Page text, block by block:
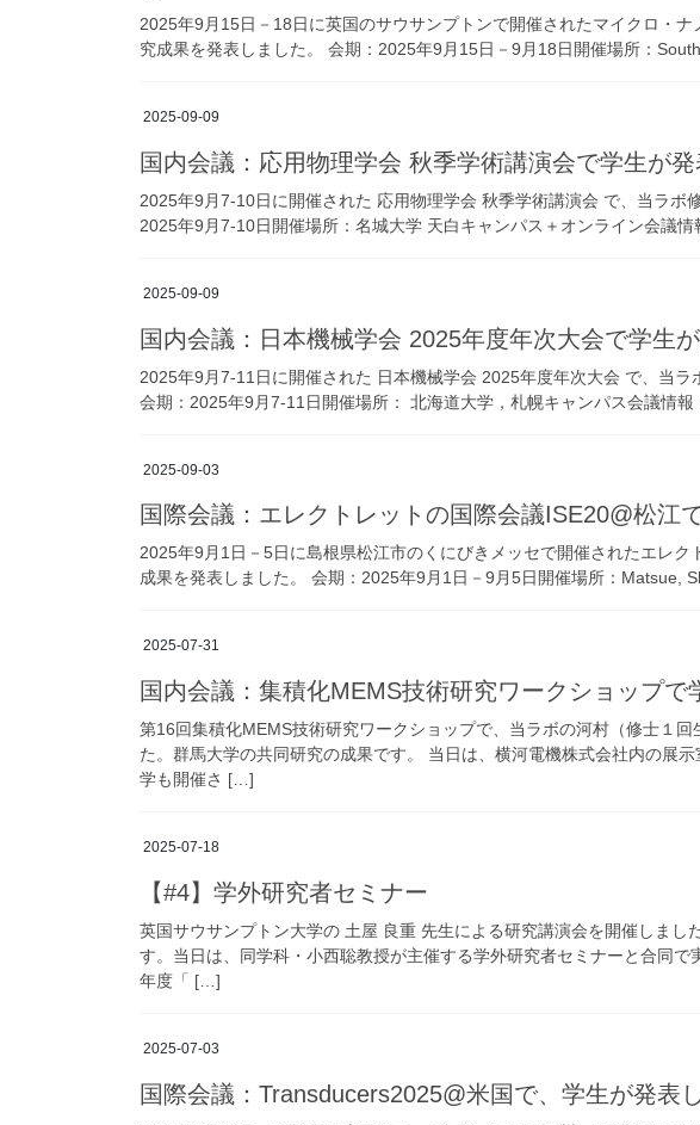
2025年9月15日－18日に英国のサウサンプトンで開催されたマイクロ・
究成果を発表しました。 会期：2025年9月15日－9月18日開催場所：
2025-09-09
国内会議：応用物理学会 秋季学術講演会で学生が発
2025年9月7-10日に開催された 応用物理学会 秋季学術講演会 で、当ラボ
2025年9月7-10日開催場所：名城大学 天白キャンパス＋オンライン会議
2025-09-09
国内会議：日本機械学会 2025年度年次大会で学生
2025年9月7-11日に開催された 日本機械学会 2025年度年次大会 で、当ラ
会期：2025年9月7-11日開催場所： 北海道大学，札幌キャンパス会議情
2025-09-03
国際会議：エレクトレットの国際会議ISE20@松江
2025年9月1日－5日に島根県松江市のくにびきメッセで開催されたエレ
成果を発表しました。 会期：2025年9月1日－9月5日開催場所：Matsue,
2025-07-31
国内会議：集積化MEMS技術研究ワークショップで
第16回集積化MEMS技術研究ワークショップで、当ラボの河村（修士１
た。群馬大学の共同研究の成果です。 当日は、横河電機株式会社内の展
学も開催さ […]
2025-07-18
【#4】学外研究者セミナー
英国サウサンプトン大学の 土屋 良重 先生による研究講演会を開催しまし
す。当日は、同学科・小西聡教授が主催する学外研究者セミナーと合同
年度「 […]
2025-07-03
国際会議：Transducers2025@米国で、学生が発表